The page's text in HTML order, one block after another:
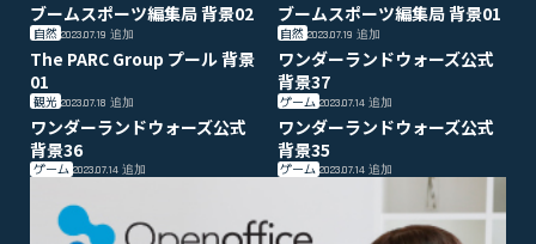
ブームスポーツ編集局 背景02
自然 2023.07.19 追加
ブームスポーツ編集局 背景01
自然 2023.07.19追加
The PARC Group プール 背景
01
観光 2023.07.18 追加
ワンダーランドウォーズ公式
背景37
ゲーム 2023.07.14追加
ワンダーランドウォーズ公式
背景36
ゲーム 2023.07.14 追加
ワンダーランドウォーズ公式
背景35
ゲーム 2023.07.14追加